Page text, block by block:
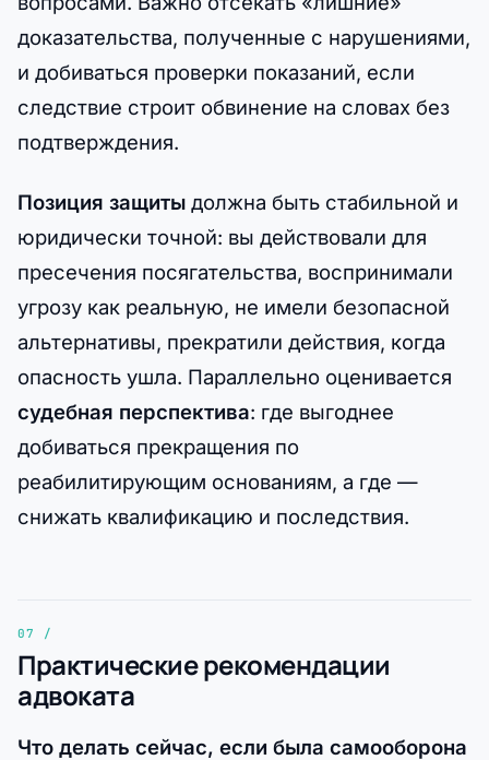
доказательства, полученные с нарушениями,
и добиваться проверки показаний, если
следствие строит обвинение на словах без
подтверждения.
Позиция защиты должна быть стабильной и
юридически точной: вы действовали для
пресечения посягательства, воспринимали
угрозу как реальную, не имели безопасной
альтернативы, прекратили действия, когда
опасность ушла. Параллельно оценивается
судебная перспектива: где выгоднее
добиваться прекращения по
реабилитирующим основаниям, а где —
снижать квалификацию и последствия.
Практические рекомендации
адвоката
Что делать сейчас, если была самооборона